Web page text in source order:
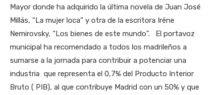
Mayor donde ha adquirido la última novela de Juan José
Millás, “La mujer loca” y otra de la escritora Iréne
Nemirovsky, “Los bienes de este mundo”. El portavoz
municipal ha recomendado a todos los madrileños a
sumarse a la jornada para contribuir a potenciar una
industria que representa el 0,7% del Producto Interior
Bruto ( PIB), al que contribuye Madrid con un 50% y que